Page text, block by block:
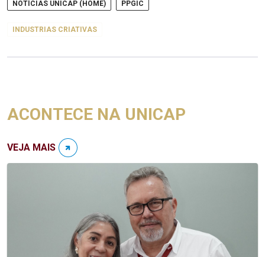
NOTÍCIAS UNICAP (HOME) PPGIC
INDUSTRIAS CRIATIVAS
ACONTECE NA UNICAP
VEJA MAIS